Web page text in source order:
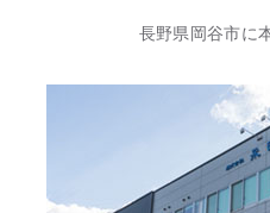
長野県岡谷市に